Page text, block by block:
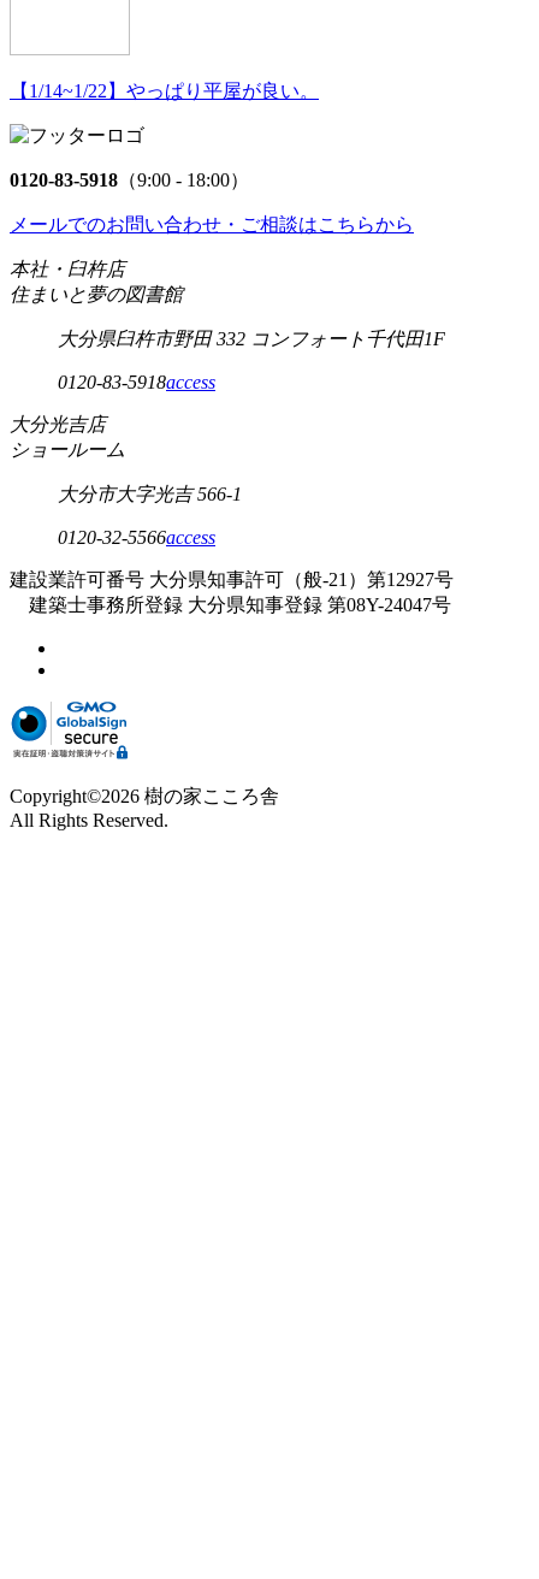
【1/14~1/22】やっぱり平屋が良い。
0120-83-5918 （9:00 - 18:00）
メールでのお問い合わせ・ご相談はこちらから
本社・臼杵店
住まいと夢の図書館
大分県臼杵市野田 332 コンフォート千代田1F
0120-83-5918access
大分光吉店
ショールーム
大分市大字光吉 566-1
0120-32-5566access
建設業許可番号 大分県知事許可（般-21）第12927号
建築士事務所登録 大分県知事登録 第08Y-24047号
Copyright©2026 樹の家こころ舎
All Rights Reserved.